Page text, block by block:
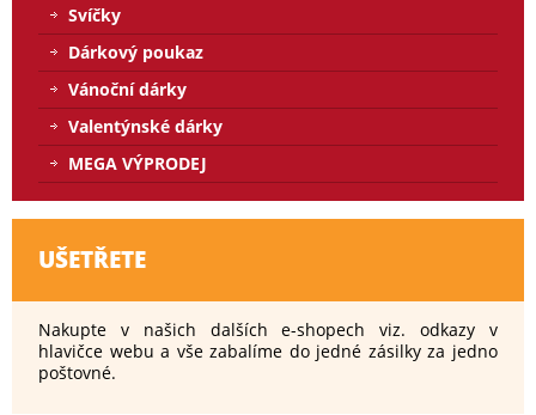
Svíčky
Dárkový poukaz
Vánoční dárky
Valentýnské dárky
MEGA VÝPRODEJ
UŠETŘETE
Nakupte v našich dalších e-shopech viz. odkazy v
hlavičce webu a vše zabalíme do jedné zásilky za jedno
poštovné.